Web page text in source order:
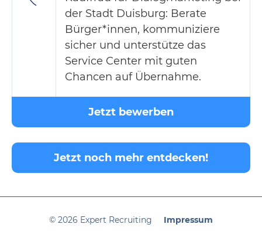
der Stadt Duisburg: Berate
Bürger*innen, kommuniziere
sicher und unterstütze das
Service Center mit guten
Chancen auf Übernahme.
Jetzt bewerben
Jetzt noch mehr entdecken!
© 2026 Expert Recruiting Impressum